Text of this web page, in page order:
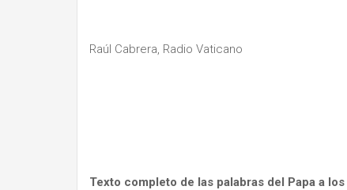
Raúl Cabrera, Radio Vaticano
Texto completo de las palabras del Papa a